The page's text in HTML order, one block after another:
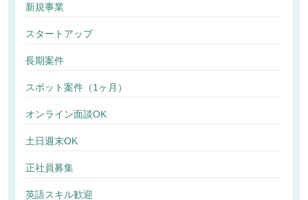
新規事業
スタートアップ
長期案件
スポット案件（1ヶ月）
オンライン面談OK
土日週末OK
正社員募集
英語スキル歓迎